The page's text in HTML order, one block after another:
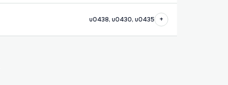
u0438, u0430, u0435 +